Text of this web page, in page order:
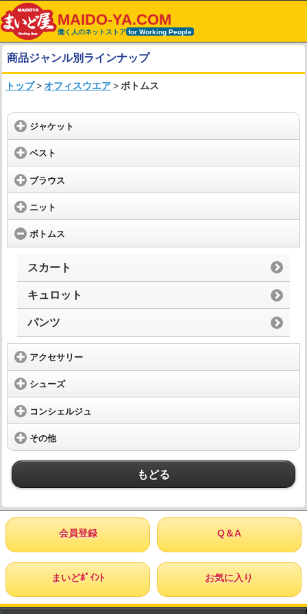
MAIDO-YA.COM
働く人のネットストア for Working People
商品ジャンル別ラインナップ
トップ>オフィスウエア> ボトムス
ジャケット
ベスト
ブラウス
ニット
ボトムス
スカート
キュロット
パンツ
アクセサリー
シューズ
コンシェルジュ
その他
もどる
会員登録 Q＆A
まいどﾎﾟｲﾝﾄ お気に入り